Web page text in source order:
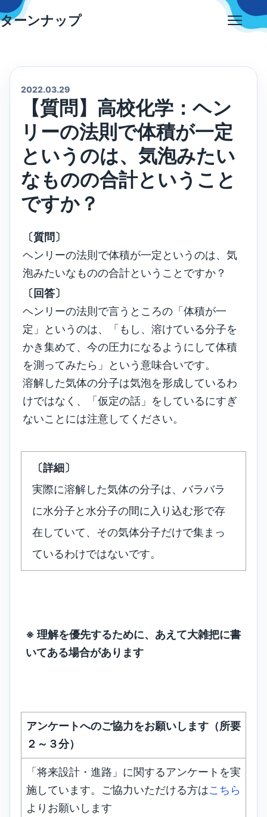
Skip
to
ターンナップ
2022.03.29
【質問】高校化学：ヘン
リーの法則で体積が一定
というのは、気泡みたい
なものの合計ということ
ですか？
〔質問〕
ヘンリーの法則で体積が一定というのは、気
泡みたいなものの合計ということですか？
〔回答〕
ヘンリーの法則で言うところの「体積が一
定」というのは、「もし、溶けている分子を
かき集めて、今の圧力になるようにして体積
を測ってみたら」という意味合いです。
溶解した気体の分子は気泡を形成しているわ
けではなく、「仮定の話」をしているにすぎ
ないことには注意してください。
〔詳細〕
実際に溶解した気体の分子は、バラバラ
に水分子と水分子の間に入り込む形で存
在していて、その気体分子だけで集まっ
ているわけではないです。
※ 理解を優先するために、あえて大雑把に書
いてある場合があります
アンケートへのご協力をお願いします（所要
２～３分）
「将来設計・進路」に関するアンケートを実
施しています。ご協力いただける方はこちら
よりお願いします